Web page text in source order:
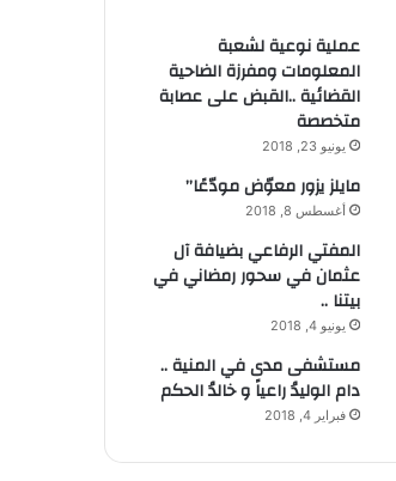
عملية نوعية لشعبة
المعلومات ومفرزة الضاحية
القضائية ..القبض على عصابة
متخصصة
يونيو 23, 2018
مايلز يزور معوّض مودّعًا”
أغسطس 8, 2018
المفتي الرفاعي بضيافة آل
عثمان في سحور رمضاني في
بيتنا ..
يونيو 4, 2018
مستشفى مدى في المنية ..
دام الوليدُ راعياً و خالدُ الحكم
فبراير 4, 2018